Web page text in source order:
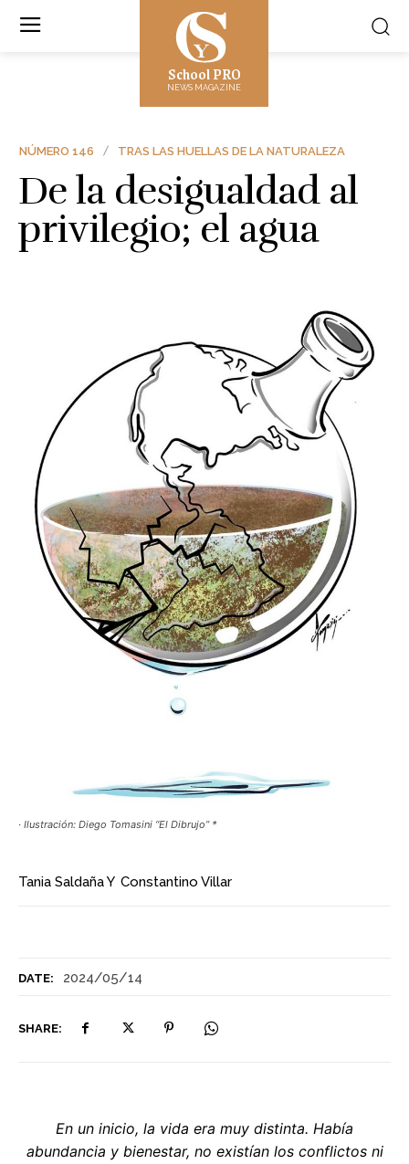
School PRO
NEWS MAGAZINE
DATE: 2024/05/14
SHARE:
NÚMERO 146 TRAS LAS HUELLAS DE LA NATURALEZA
De la desigualdad al
privilegio; el agua
· Ilustración: Diego Tomasini “El Dibrujo” *
Tania SaldañaY Constantino Villar
En un inicio, la vida era muy distinta. Había
abundancia y bienestar, no existían los conflictos ni